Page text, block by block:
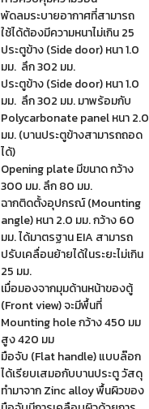
พัดลมระบายอากาศที่สามารถ
ใช้ได้ต้องมีความหนาไม่เกิน 25
ประตูข้าง (Side door) หนา 1.0
มม. ลึก 302 มม.
ประตูข้าง (Side door) หนา 1.0
มม. ลึก 302 มม. มาพร้อมกับ
Polycarbonate panel หนา 2.0
มม. (บานประตูข้างสามารถถอด
ได้)
Opening plate มีขนาด กว้าง
300 มม. ลึก 80 มม.
ฉากติดตั้งอุปกรณ์ (Mounting
angle) หนา 2.0 มม. กว้าง 60
มม. ได้มาตรฐาน EIA สามารถ
ปรับเคลื่อนย้ายได้ในระยะไม่เกิน
25 มม.
เมื่อมองจากมุมด้านหน้าของตู้
(Front view) จะมีพื้นที่
Mounting hole กว้าง 450 มม
สูง 420 มม
มือจับ (Flat handle) แบบล๊อก
ได้เรียบเสมอกับบานประตู วัสดุ
ทำมาจาก Zinc alloy พื้นผิวของ